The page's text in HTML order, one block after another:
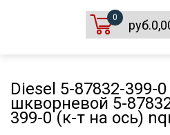
0
Diesel 5-87832-399-
шкворневой 5-
399-0 (к-т на ось)